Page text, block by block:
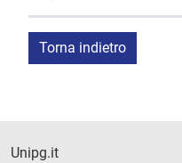
Torna indietro
Unipg.it